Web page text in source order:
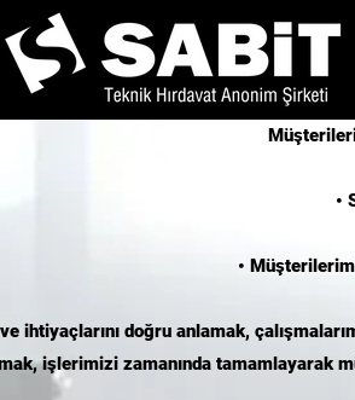
•
•
ihtiyaçlarını doğru anlamak,
işlerimizi zamanında tamamlayarak